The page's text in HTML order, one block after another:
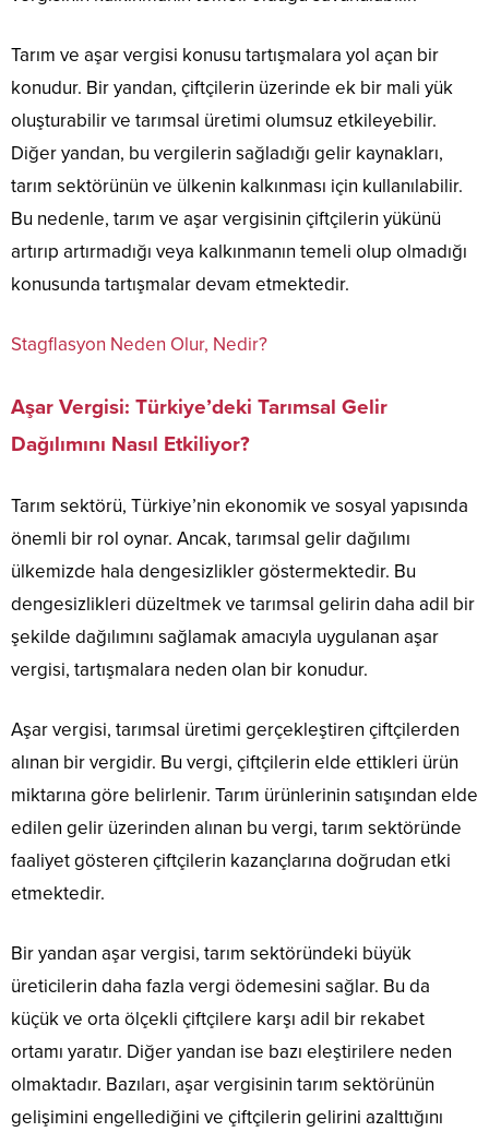
Tarım ve aşar vergisi konusu tartışmalara yol açan bir
konudur. Bir yandan, çiftçilerin üzerinde ek bir mali yük
oluşturabilir ve tarımsal üretimi olumsuz etkileyebilir.
Diğer yandan, bu vergilerin sağladığı gelir kaynakları,
tarım sektörünün ve ülkenin kalkınması için kullanılabilir.
Bu nedenle, tarım ve aşar vergisinin çiftçilerin yükünü
artırıp artırmadığı veya kalkınmanın temeli olup olmadığı
konusunda tartışmalar devam etmektedir.
Stagflasyon Neden Olur, Nedir?
Aşar Vergisi: Türkiye’deki Tarımsal Gelir
Dağılımını Nasıl Etkiliyor?
Tarım sektörü, Türkiye’nin ekonomik ve sosyal yapısında
önemli bir rol oynar. Ancak, tarımsal gelir dağılımı
ülkemizde hala dengesizlikler göstermektedir. Bu
dengesizlikleri düzeltmek ve tarımsal gelirin daha adil bir
şekilde dağılımını sağlamak amacıyla uygulanan aşar
vergisi, tartışmalara neden olan bir konudur.
Aşar vergisi, tarımsal üretimi gerçekleştiren çiftçilerden
alınan bir vergidir. Bu vergi, çiftçilerin elde ettikleri ürün
miktarına göre belirlenir. Tarım ürünlerinin satışından elde
edilen gelir üzerinden alınan bu vergi, tarım sektöründe
faaliyet gösteren çiftçilerin kazançlarına doğrudan etki
etmektedir.
Bir yandan aşar vergisi, tarım sektöründeki büyük
üreticilerin daha fazla vergi ödemesini sağlar. Bu da
küçük ve orta ölçekli çiftçilere karşı adil bir rekabet
ortamı yaratır. Diğer yandan ise bazı eleştirilere neden
olmaktadır. Bazıları, aşar vergisinin tarım sektörünün
gelişimini engellediğini ve çiftçilerin gelirini azalttığını